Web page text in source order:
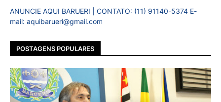
ANUNCIE AQUI BARUERI | CONTATO: (11) 91140-5374 E-
mail: aquibarueri@gmail.com
POSTAGENS POPULARES